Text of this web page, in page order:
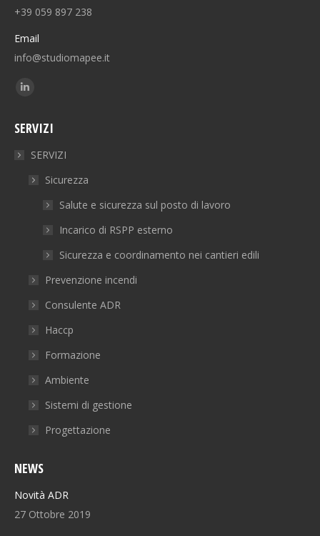
+39 059 897 238
Email
info@studiomapee.it
Find us on:
Linkedin
opens
in
window
SERVIZI
SERVIZI
Sicurezza
Salute e sicurezza sul posto di lavoro
Incarico di RSPP esterno
Sicurezza e coordinamento nei cantieri edili
Prevenzione incendi
Consulente ADR
Haccp
Formazione
Ambiente
Sistemi di gestione
Progettazione
NEWS
Novità ADR
27 Ottobre 2019